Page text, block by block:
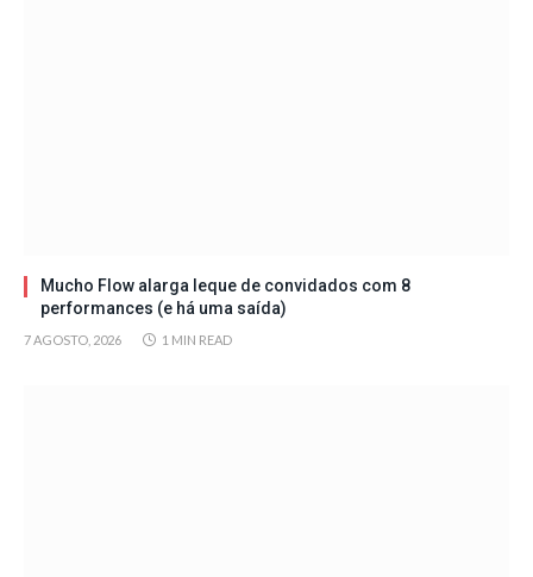
Mucho Flow alarga leque de convidados com 8
performances (e há uma saída)
7 AGOSTO, 2026 1 MIN READ